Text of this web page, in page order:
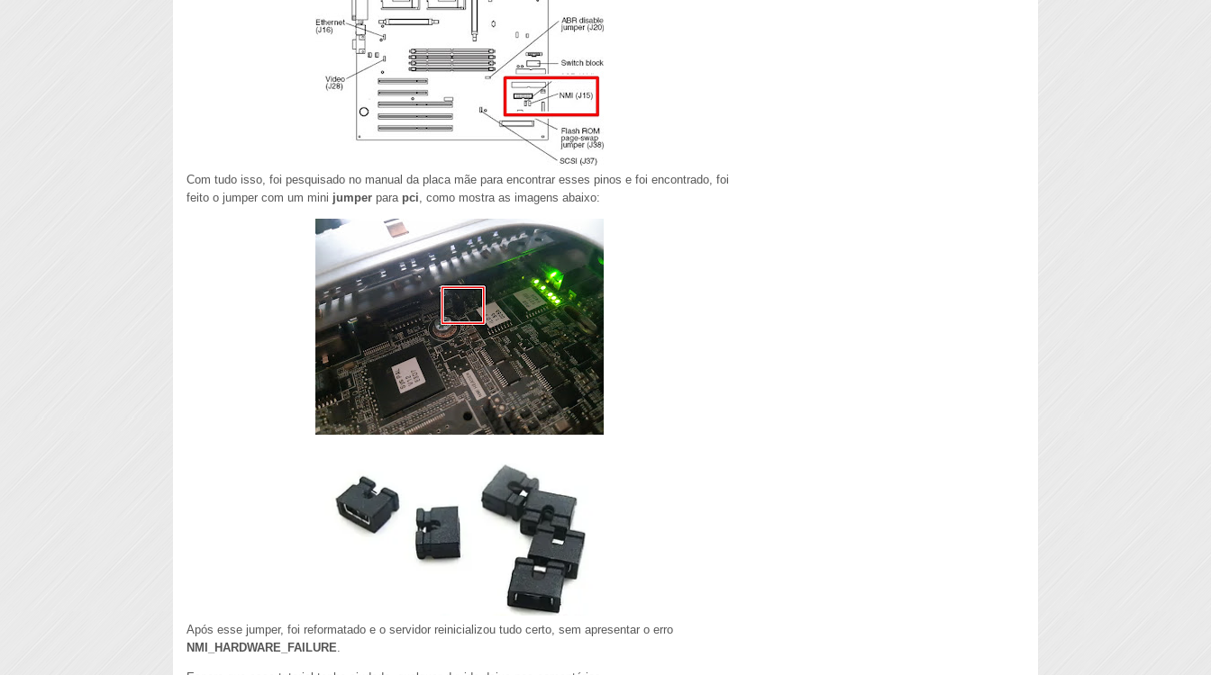
Com tudo isso, foi pesquisado no manual da placa mãe para encontrar esses pinos e foi encontrado, foi
feito o jumper com um mini jumper para pci, como mostra as imagens abaixo:
Após esse jumper, foi reformatado e o servidor reinicializou tudo certo, sem apresentar o erro
NMI_HARDWARE_FAILURE.